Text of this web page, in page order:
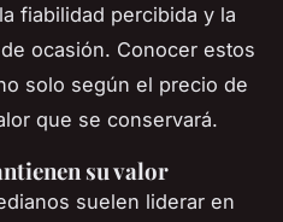
fiabilidad percibida y la
ocasión. Conocer estos
solo según el precio de
que se conservará.
su valor
suelen liderar en